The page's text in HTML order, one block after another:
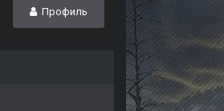
Профиль